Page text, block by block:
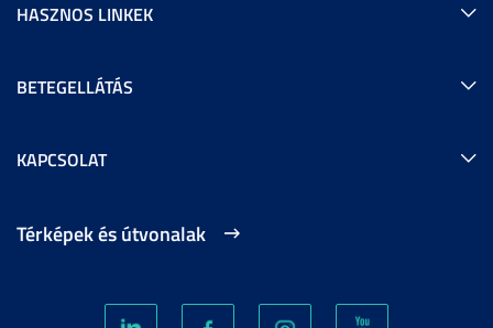
HASZNOS LINKEK
BETEGELLÁTÁS
KAPCSOLAT
Térképek és útvonalak